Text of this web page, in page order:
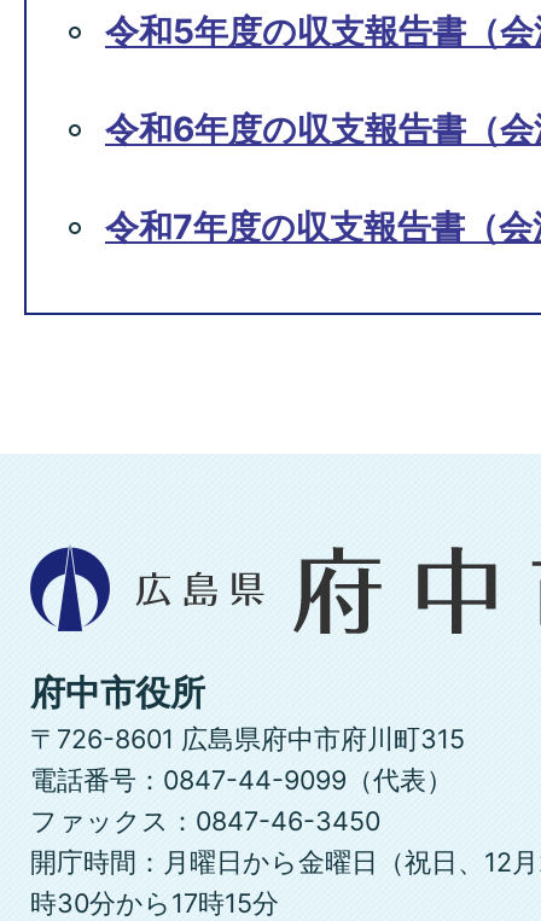
令和5年度の収支報告書（
令和6年度の収支報告書（
令和7年度の収支報告書（
広
島
県
府
中
市
府中市役所
〒726-8601 広島県府中市府川町315
電話番号：0847-44-9099（代表）
ファックス：0847-46-3450
開庁時間：月曜日から金曜日（祝日、12
時30分から17時15分